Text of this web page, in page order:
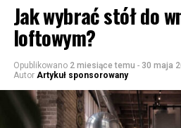
Jak wybrać stół do
loftowym?
Opublikowano 2 miesiące temu - 30 maja
Autor Artykuł sponsorowany